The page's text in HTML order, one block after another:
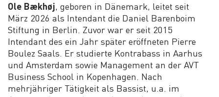
Ole Bækhøj, geboren in Dänemark, leitet seit
März 2026 als Intendant die Daniel Barenboim
Stiftung in Berlin. Zuvor war er seit 2015
Intendant des ein Jahr später eröffneten Pierre
Boulez Saals. Er studierte Kontrabass in Aarhus
und Amsterdam sowie Management an der AVT
Business School in Kopenhagen. Nach
mehrjähriger Tätigkeit als Bassist, u.a. im